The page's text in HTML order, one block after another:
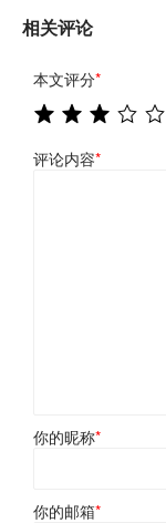
相关评论
本文评分*
评论内容*
你的昵称*
你的邮箱*